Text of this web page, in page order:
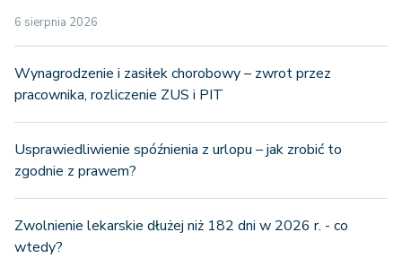
6 sierpnia 2026
Wynagrodzenie i zasiłek chorobowy – zwrot przez
pracownika, rozliczenie ZUS i PIT
Usprawiedliwienie spóźnienia z urlopu – jak zrobić to
zgodnie z prawem?
Zwolnienie lekarskie dłużej niż 182 dni w 2026 r. - co
wtedy?